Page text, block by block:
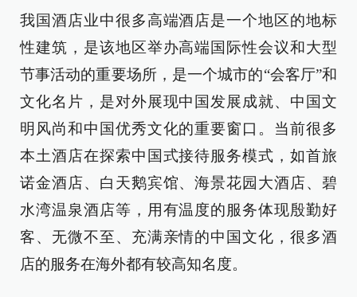
我国酒店业中很多高端酒店是一个地区的地标
性建筑，是该地区举办高端国际性会议和大型
节事活动的重要场所，是一个城市的“会客厅”和
文化名片，是对外展现中国发展成就、中国文
明风尚和中国优秀文化的重要窗口。当前很多
本土酒店在探索中国式接待服务模式，如首旅
诺金酒店、白天鹅宾馆、海景花园大酒店、碧
水湾温泉酒店等，用有温度的服务体现殷勤好
客、无微不至、充满亲情的中国文化，很多酒
店的服务在海外都有较高知名度。